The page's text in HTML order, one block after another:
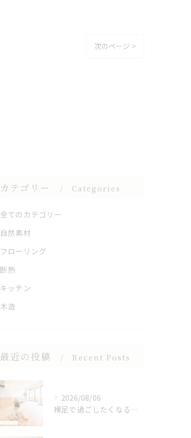
次のページ >
カテゴリー Categories
全てのカテゴリー
自然素材
フローリング
断熱
キッチン
木造
最近の投稿 Recent Posts
2026/08/06
裸足で過ごしたくなる、木のぬくもりを感じる床🌿